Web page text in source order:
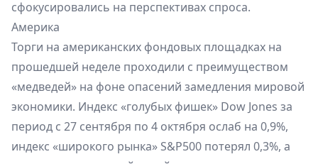
сфокусировались на перспективах спроса.
Америка
Торги на американских фондовых площадках на
прошедшей неделе проходили с преимуществом
«медведей» на фоне опасений замедления мировой
экономики. Индекс «голубых фишек» Dow Jones за
период с 27 сентября по 4 октября ослаб на 0,9%,
индекс «широкого рынка» S&P500 потерял 0,3%, а